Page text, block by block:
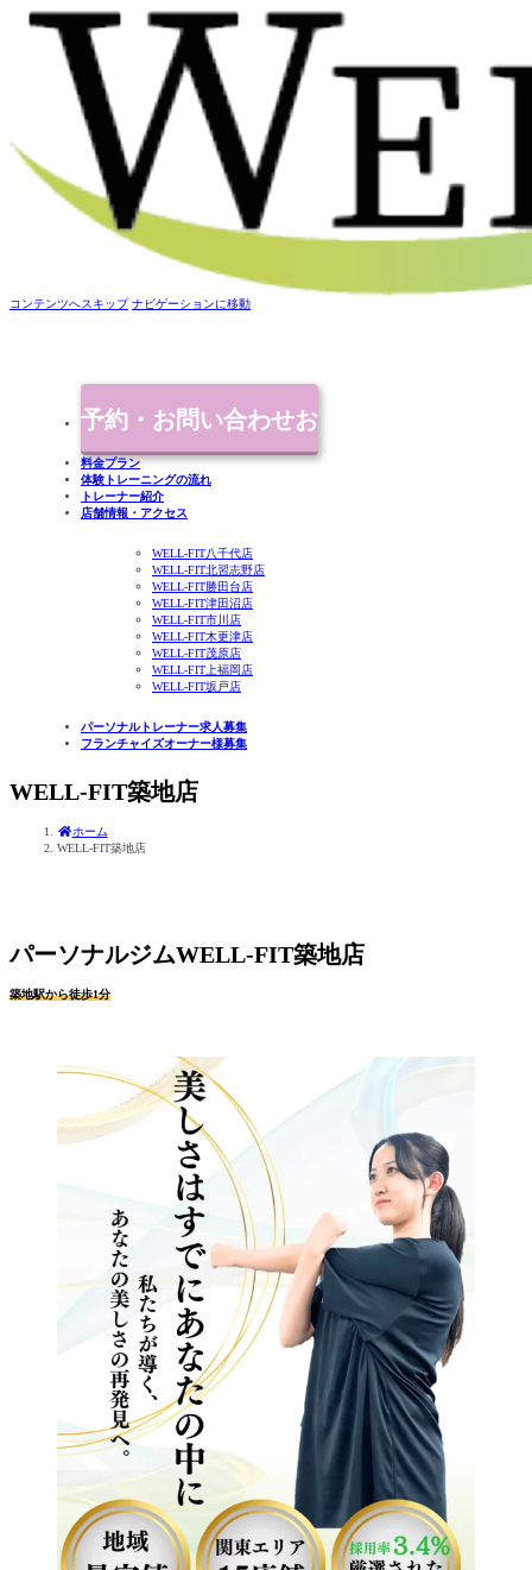
コンテンツへスキップ ナビゲーションに移動
予約・お問い合わせお
気軽にご連絡ください
料金プラン
体験トレーニングの流れ
トレーナー紹介
店舗情報・アクセス
WELL-FIT八千代店
WELL-FIT北習志野店
WELL-FIT勝田台店
WELL-FIT津田沼店
WELL-FIT市川店
WELL-FIT木更津店
WELL-FIT茂原店
WELL-FIT上福岡店
WELL-FIT坂戸店
パーソナルトレーナー求人募集
フランチャイズオーナー様募集
WELL-FIT築地店
ホーム
WELL-FIT築地店
パーソナルジムWELL-FIT築地店
築地駅から徒歩1分